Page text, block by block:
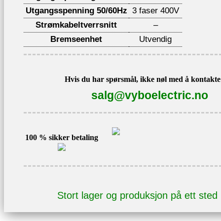
Utgangsspenning 50/60Hz 3 faser 400V
Strømkabeltverrsnitt
–
Bremseenhet
Utvendig
Hvis du har spørsmål, ikke nøl med å kontakte
salg@vyboelectric.no
100 % sikker betaling
Stort lager og produksjon på ett sted